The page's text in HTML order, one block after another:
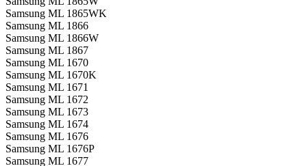
Samsung ML 1865WK
Samsung ML 1866
Samsung ML 1866W
Samsung ML 1867
Samsung ML 1670
Samsung ML 1670K
Samsung ML 1671
Samsung ML 1672
Samsung ML 1673
Samsung ML 1674
Samsung ML 1676
Samsung ML 1676P
Samsung ML 1677